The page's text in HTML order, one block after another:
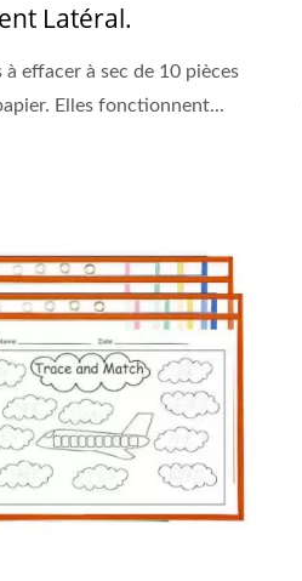
Latéral.
effacer à sec de 10 pièces
Elles fonctionnent...